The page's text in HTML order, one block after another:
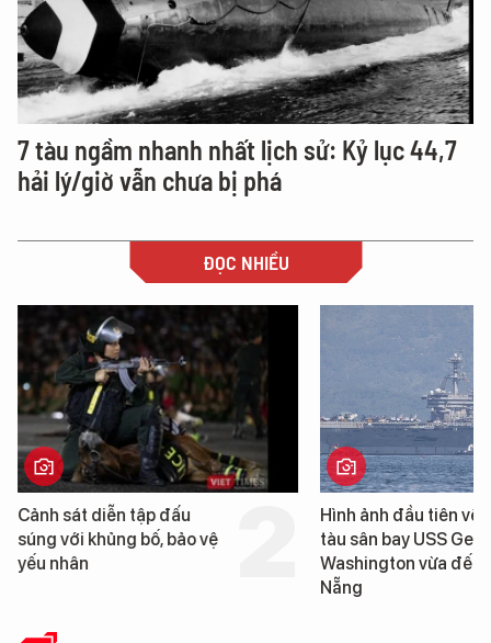
7 tàu ngầm nhanh nhất lịch sử: Kỷ lục 44,7
hải lý/giờ vẫn chưa bị phá
ĐỌC NHIỀU
Hình ảnh đầu tiên về siêu
tàu sân bay USS George
Washington vừa đến Đà
Cận cảnh chiến
tống tàu sân bay
George
Đà Nẵng